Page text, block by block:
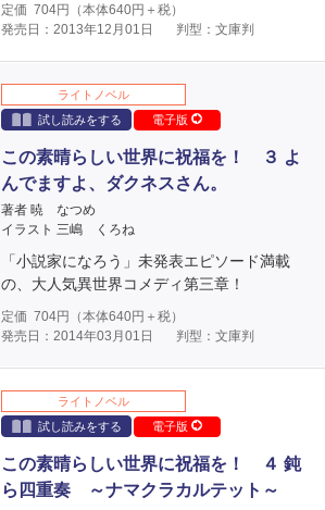
定価 704円（本体640円＋税）
発売日：2013年12月01日
判型：文庫判
ライトノベル
試し読みをする
電子版
この素晴らしい世界に祝福を！ ３ よ
んでますよ、ダクネスさん。
著者 暁 なつめ
イラスト 三嶋 くろね
「小説家になろう」未発表エピソード満載
の、大人気異世界コメディ第三章！
定価 704円（本体640円＋税）
発売日：2014年03月01日
判型：文庫判
ライトノベル
試し読みをする
電子版
この素晴らしい世界に祝福を！ ４ 鈍
ら四重奏 ～ナマクラカルテット～